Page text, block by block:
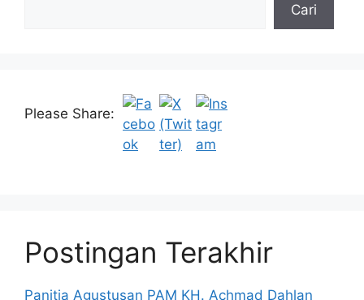
Cari
Please Share:
Postingan Terakhir
Panitia Agustusan PAM KH. Achmad Dahlan